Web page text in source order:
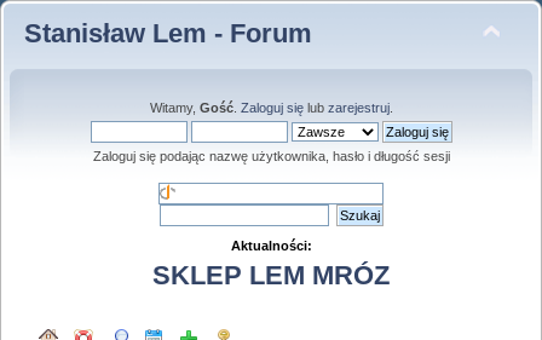
Stanisław Lem - Forum
Witamy, Gość. Zaloguj sięlub zarejestruj.
Zaloguj się podając nazwę użytkownika, hasło i długość sesji
Aktualności:
SKLEP LEM MRÓZ